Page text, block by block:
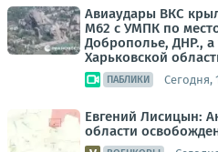
Авиаудары ВКС
М62 с УМПК по
Доброполье, ДНР., а
Харьковской
ПАБЛИКИ Сегодня,
Евгений Лисицын:
области